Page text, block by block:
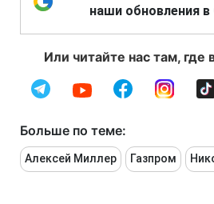
наши обновления в
Или читайте нас там, где
Больше по теме:
Алексей Миллер Газпром